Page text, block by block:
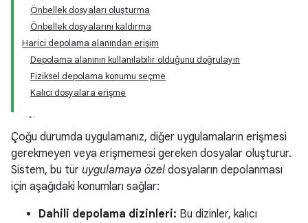
Önbellek dosyaları oluşturma
Önbellek dosyalarını kaldırma
Harici depolama alanından erişim
Depolama alanının kullanılabilir olduğunu doğrulayın
Fiziksel depolama konumu seçme
Kalıcı dosyalara erişme
Çoğu durumda uygulamanız, diğer uygulamaların erişmesi
gerekmeyen veya erişmemesi gereken dosyalar oluşturur.
Sistem, bu tür uygulamaya özel dosyaların depolanması
için aşağıdaki konumları sağlar:
Dahili depolama dizinleri: Bu dizinler, kalıcı